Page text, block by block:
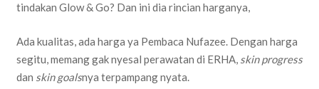
tindakan Glow & Go? Dan ini dia rincian harganya,
Ada kualitas, ada harga ya Pembaca Nufazee. Dengan harga
segitu, memang gak nyesal perawatan di ERHA, skin progress
dan skin goalsnya terpampang nyata.